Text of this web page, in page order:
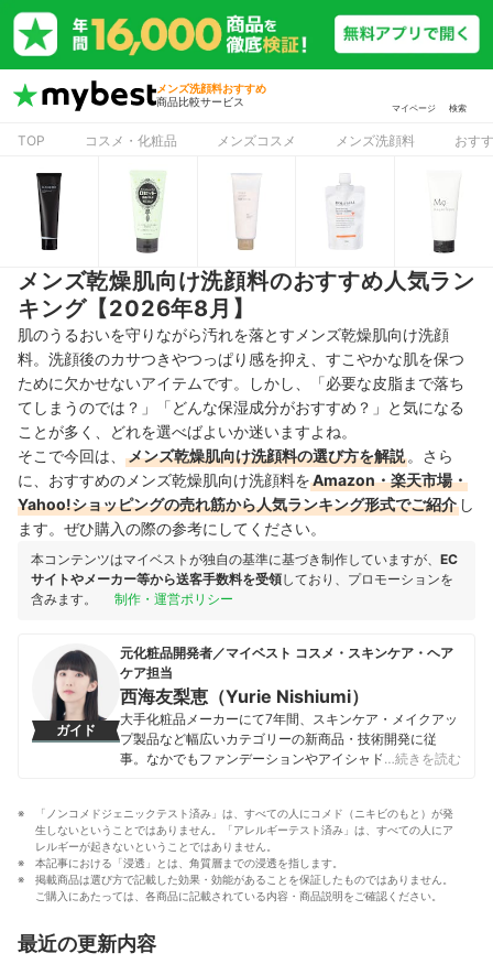
メンズ洗顔料おすすめ
商品比較サービス
マイページ 検索
TOP コスメ・化粧品 メンズコスメ メンズ洗顔料 おす
メンズ乾燥肌向け洗顔料のおすすめ人気ラン
キング【2026年8月】
肌のうるおいを守りながら汚れを落とすメンズ乾燥肌向け洗顔
料。洗顔後のカサつきやつっぱり感を抑え、すこやかな肌を保つ
ために欠かせないアイテムです。しかし、「必要な皮脂まで落ち
てしまうのでは？」「どんな保湿成分がおすすめ？」と気になる
ことが多く、どれを選べばよいか迷いますよね。
そこで今回は、
メンズ乾燥肌向け洗顔料の選び方を解説 。さら
に、おすすめのメンズ乾燥肌向け洗顔料をAmazon・楽天市場・
Yahoo!ショッピングの売れ筋から人気ランキング形式でご紹介 し
ます。ぜひ購入の際の参考にしてください。
本コンテンツはマイベストが独自の基準に基づき制作していますが、 EC
サイトやメーカー等から送客手数料を受領しており、プロモーションを
含みます。
制作・運営ポリシー
ガイド
元化粧品開発者／マイベスト コスメ・スキンケア・ヘア
ケア担当
西海友梨恵（Yurie Nishiumi）
大手化粧品メーカーにて7年間、スキンケア・メイクアッ
プ製品など幅広いカテゴリーの新商品・技術開発に従
事。なかでもファンデーションやアイシャドウ、口紅な
1500点以上のコスメを比較検証。開発現場で培った知識
をもとに、成分や処方の背景をふまえながら、専門的な
内容もユーザーにわかりやすく伝えることを大切にしな
がらコンテンツを制作している。
西海友梨恵（Yurie Nishiumi）のプロフィール
…続きを読む
「ノンコメドジェニックテスト済み」は、すべての人にコメド（ニキビのもと）が発
生しないということではありません。「アレルギーテスト済み」は、すべての人にア
レルギーが起きないということではありません。
本記事における「浸透」とは、角質層までの浸透を指します。
掲載商品は選び方で記載した効果・効能があることを保証したものではありません。
ご購入にあたっては、各商品に記載されている内容・商品説明をご確認ください。
最近の更新内容